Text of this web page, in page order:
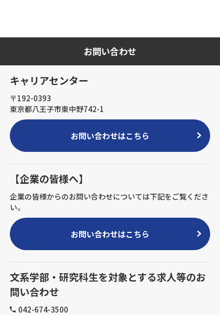
お問い合わせ
キャリアセンター
〒192-0393
東京都八王子市東中野742-1
お問い合わせはこちら
【企業の皆様へ】
企業の皆様からのお問い合わせについては下記をご覧くださ
い。
お問い合わせはこちら
文系学部・研究科生を対象とする求人等のお
問い合わせ
042-674-3500